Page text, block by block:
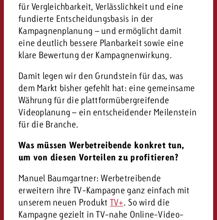
für Vergleichbarkeit, Verlässlichkeit und eine
fundierte Entscheidungsbasis in der
Kampagnenplanung – und ermöglicht damit
eine deutlich bessere Planbarkeit sowie eine
klare Bewertung der Kampagnenwirkung.
Damit legen wir den Grundstein für das, was
dem Markt bisher gefehlt hat: eine gemeinsame
Währung für die plattformübergreifende
Videoplanung – ein entscheidender Meilenstein
für die Branche.
Was müssen Werbetreibende konkret tun,
um von diesen Vorteilen zu profitieren?
Manuel Baumgartner: Werbetreibende
erweitern ihre TV-Kampagne ganz einfach mit
unserem neuen Produkt TV+. So wird die
Kampagne gezielt in TV-nahe Online-Video-